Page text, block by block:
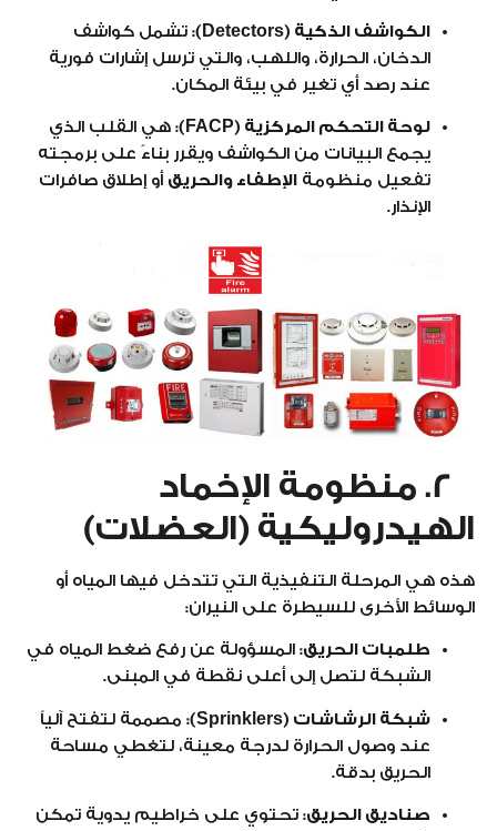
الكواشف الذكية (Detectors):
تشمل كواشف
الدخان، الحرارة، واللهب، والتي ترسل إشارات فورية
عند رصد أي تغير في بيئة المكان.
لوحة التحكم المركزية (FACP):
هي القلب الذي
يجمع البيانات من الكواشف ويقرر بناءً على برمجته
تفعيل منظومة الإطفاء والحريق أو إطلاق صافرات
الإنذار.
2. منظومة الإخماد
الهيدروليكية (العضلات)
هذه هي المرحلة التنفيذية التي تتدخل فيها المياه أو
الوسائط الأخرى للسيطرة على النيران:
طلمبات الحريق: المسؤولة عن رفع ضغط المياه في
الشبكة لتصل إلى أعلى نقطة في المبنى.
شبكة الرشاشات (Sprinklers):
مصممة لتفتح آلياً
عند وصول الحرارة لدرجة معينة، لتغطي مساحة
الحريق بدقة.
صناديق الحريق: تحتوي على خراطيم يدوية تمكن